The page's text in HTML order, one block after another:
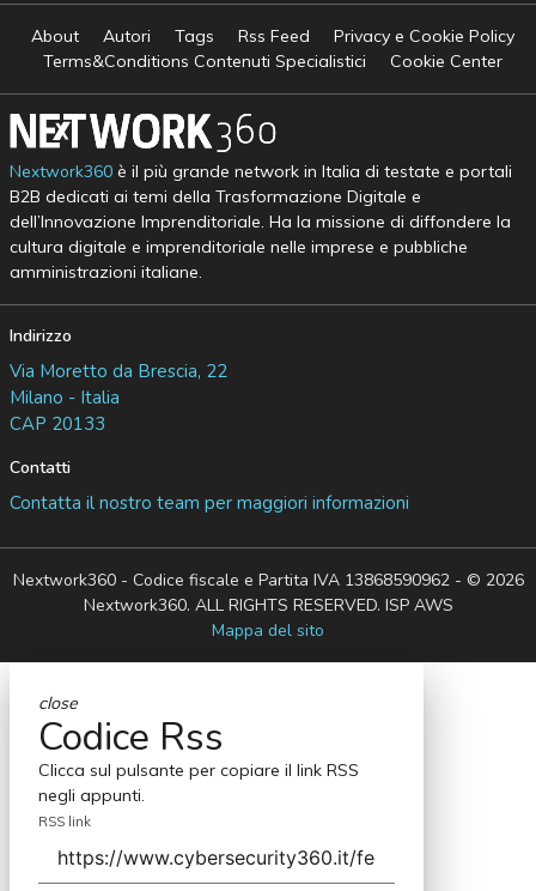
About Autori Tags Rss Feed
Privacy e Cookie Policy
Terms&Conditions Contenuti Specialistici
Cookie Center
Nextwork360è il più grande network in Italia di testate e portali
B2B dedicati ai temi della Trasformazione Digitale e
dell’Innovazione Imprenditoriale. Ha la missione di diffondere la
cultura digitale e imprenditoriale nelle imprese e pubbliche
amministrazioni italiane.
Indirizzo
Via Moretto da Brescia, 22
Milano - Italia
CAP 20133
Contatti
Contatta il nostro team per maggiori informazioni
Nextwork360 - Codice fiscale e Partita IVA 13868590962 - © 2026
Nextwork360. ALL RIGHTS RESERVED. ISP AWS
Mappa del sito
close
Codice Rss
Clicca sul pulsante per copiare il link RSS
negli appunti.
RSS link